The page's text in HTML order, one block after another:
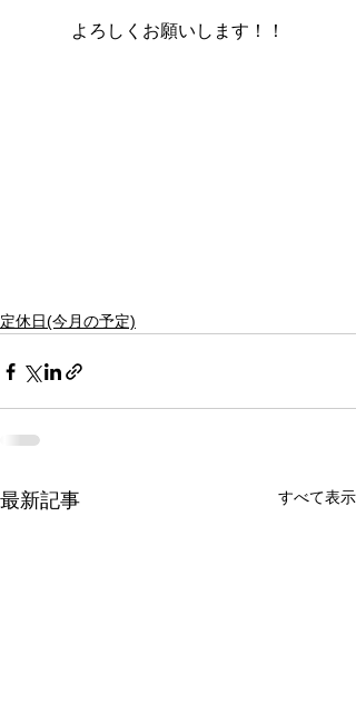
よろしくお願いします！！
定休日(今月の予定)
最新記事 すべて表示